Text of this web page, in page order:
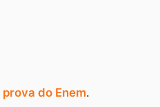
prova do Enem.